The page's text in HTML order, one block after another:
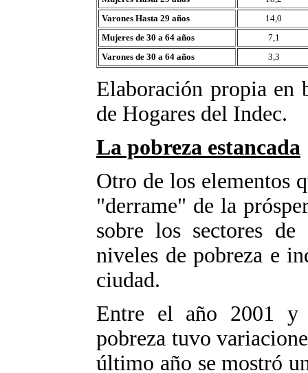
Varones Hasta 29 años
14,0
Mujeres de 30 a 64 años
7,1
Varones de 30 a 64 años
3,3
Elaboración propia en
de Hogares del Indec.
La pobreza estancada
Otro de los elementos
"derrame" de la
sobre los sectores
niveles de pobreza e
ciudad.
Entre el año 2001
pobreza tuvo
último año se mostró